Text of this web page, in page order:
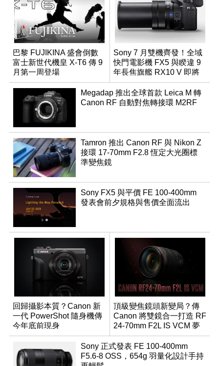
巴黎 FUJIKINA 盛會倒數
富士新世代機皇 X-T6 傳 9
月第一周登場
Sony 7 月雙機齊發！全域
快門電影機 FX5 與睽違 9
年長焦旗艦 RX10 V 即將
登場
Megadap 推出全球首款 Leica M 轉
Canon RF 自動對焦轉接環 M2RF
Tamron 推出 Canon RF 與 Nikon Z
接環 17-70mm F2.8 恆定大光圈標
準變焦鏡
Sony FX5 與平價 FE 100-400mm
發表會前夕規格與售價全面流出
回歸攝影本質？Canon 新
一代 PowerShot 隨身機傳
今年底前現身
頂級變焦鏡頭新變局？傳
Canon 將雙鏡合一打造 RF
24-70mm F2L IS VCM 夢
幻規格
Sony 正式發表 FE 100-400mm
F5.6-8 OSS，654g 羽量化設計手持